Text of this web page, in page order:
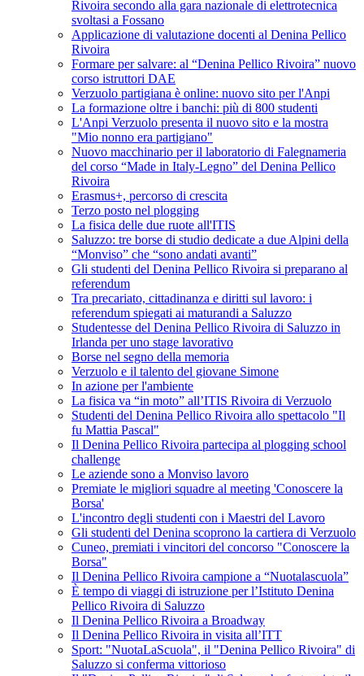
Rivoira secondo alla gara nazionale di elettrotecnica
svoltasi a Fossano
Applicazione di valutazione docenti al Denina Pellico
Rivoira
Formare per salvare: al “Denina Pellico Rivoira” nuovo
corso istruttori DAE
Verzuolo partigiana è online: nuovo sito per l'Anpi
La formazione oltre i banchi: più di 800 studenti
L'Anpi Verzuolo presenta il nuovo sito e la mostra
"Mio nonno era partigiano"
Nuovo macchinario per il laboratorio di Falegnameria
del corso “Made in Italy-Legno” del Denina Pellico
Rivoira
Erasmus+, percorso di crescita
Terzo posto nel plogging
La fisica delle due ruote all'ITIS
Saluzzo: tre borse di studio dedicate a due Alpini della
“Monviso” che “sono andati avanti”
Gli studenti del Denina Pellico Rivoira si preparano al
referendum
Tra precariato, cittadinanza e diritti sul lavoro: i
referendum spiegati ai maturandi a Saluzzo
Studentesse del Denina Pellico Rivoira di Saluzzo in
Irlanda per uno stage lavorativo
Borse nel segno della memoria
Verzuolo e il talento del giovane Simone
In azione per l'ambiente
La fisica va “in moto” all’ITIS Rivoira di Verzuolo
Studenti del Denina Pellico Rivoira allo spettacolo "Il
fu Mattia Pascal"
Il Denina Pellico Rivoira partecipa al plogging school
challenge
Le aziende sono a Monviso lavoro
Premiate le migliori squadre al meeting 'Conoscere la
Borsa'
L'incontro degli studenti con i Maestri del Lavoro
Gli studenti del Denina scoprono la cartiera di Verzuolo
Cuneo, premiati i vincitori del concorso "Conoscere la
Borsa"
Il Denina Pellico Rivoira campione a “Nuotalascuola”
È tempo di viaggi di istruzione per l’Istituto Denina
Pellico Rivoira di Saluzzo
Il Denina Pellico Rivoira a Broadway
Il Denina Pellico Rivoira in visita all’ITT
Sport: "NuotaLaScuola", il "Denina Pellico Rivoira" di
Saluzzo si conferma vittorioso